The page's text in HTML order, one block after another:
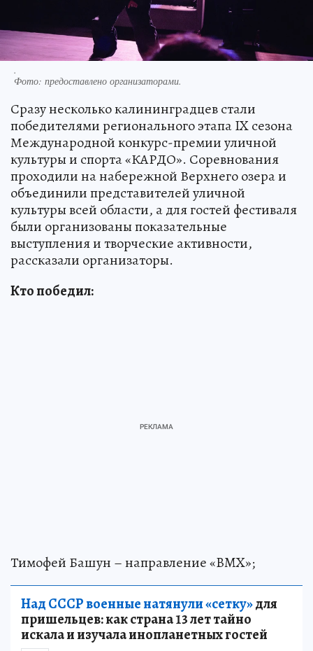
.
Фото: предоставлено организаторами.
Сразу несколько калининградцев стали
победителями регионального этапа IX сезона
Международной конкурс-премии уличной
культуры и спорта «КАРДО». Соревнования
проходили на набережной Верхнего озера и
объединили представителей уличной
культуры всей области, а для гостей фестиваля
были организованы показательные
выступления и творческие активности,
рассказали организаторы.
Кто победил:
Тимофей Башун – направление «BMX»;
Над СССР военные натянули «сетку»для
пришельцев: как страна 13 лет тайно
искала и изучала инопланетных гостей